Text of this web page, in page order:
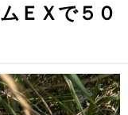
ＥＸで５０